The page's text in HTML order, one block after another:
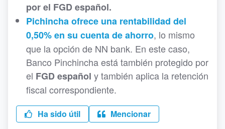
por el FGD español.
Pichincha ofrece una rentabilidad del
0,50% en su cuenta de ahorro, lo mismo
que la opción de NN bank. En este caso,
Banco Pinchincha está también protegido por
el FGD español y también aplica la retención
fiscal correspondiente.
Ha sido útil Mencionar